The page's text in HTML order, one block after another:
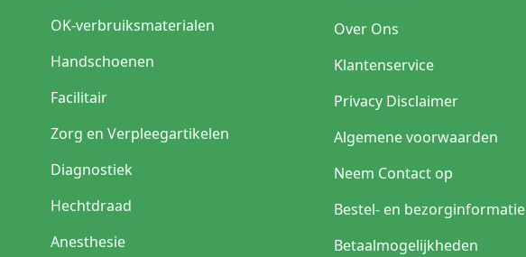
OK-verbruiksmaterialen
Handschoenen
Facilitair
Zorg en Verpleegartikelen
Diagnostiek
Hechtdraad
Anesthesie
Over Ons
Klantenservice
Privacy Disclaimer
Algemene voorwaarden
Neem Contact op
Bestel- en bezorginformatie
Betaalmogelijkheden